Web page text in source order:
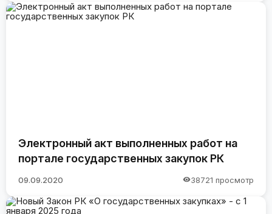
Электронный акт выполненных работ на
портале государственных закупок РК
09.09.2020 38721 просмотр